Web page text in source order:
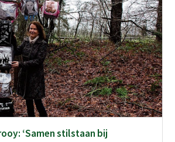
‘Samen stilstaan bij